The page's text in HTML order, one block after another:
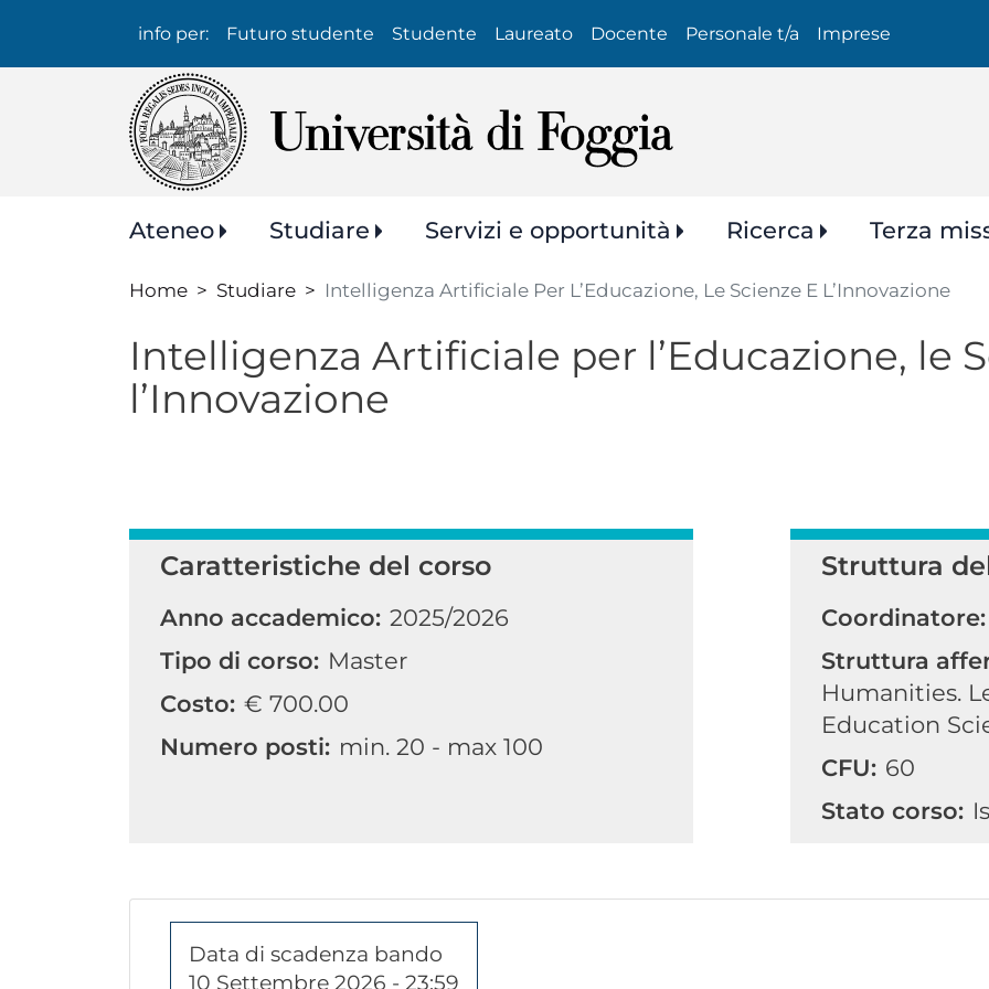
Info
per:
info per: Futuro studente Studente Laureato Docente Personale t/a Imprese
Navigazione
Ateneo Studiare Servizi e opportunità Ricerca Terza
Home Studiare Intelligenza Artificiale Per L’Educazione, Le Scienze E L’Innovazione
Intelligenza Artificiale per l’Educazione, le
l’Innovazione
Caratteristiche del corso
Anno accademico: 2025/2026
Tipo di corso: Master
Costo: € 700.00
Numero posti: min. 20 - max 100
Struttura
Coordinatore:
Struttura
Humanities.
Education
CFU: 60
Stato corso:
Data di scadenza bando
10 Settembre 2026 - 23:59